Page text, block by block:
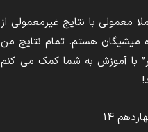
معمولی با نتایج غیرمعمولی از
میشیگان هستم. تمام نتایج من
با آموزش به شما کمک می کنم
14